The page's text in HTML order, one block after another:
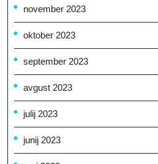
november 2023
oktober 2023
september 2023
avgust 2023
julij 2023
junij 2023